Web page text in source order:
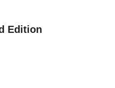
Edition